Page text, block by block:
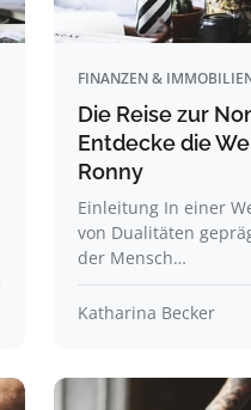
FINANZEN &
Die Reise zur
Entdecke die
Ronny
Einleitung In einer
von Dualitäten
der Mensch…
Katharina Becker